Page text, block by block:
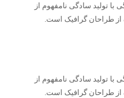
با تولید سادگی نامفهوم از
طراحان گرافیک است.
با تولید سادگی نامفهوم از
طراحان گرافیک است.